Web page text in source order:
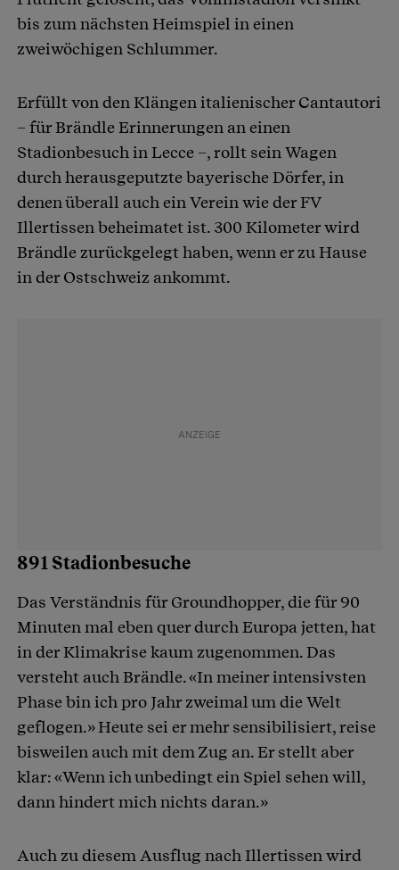
bis zum nächsten Heimspiel in einen
zweiwöchigen Schlummer.
Erfüllt von den Klängen italienischer Cantautori
– für Brändle Erinnerungen an einen
Stadionbesuch in Lecce –, rollt sein Wagen
durch herausgeputzte bayerische Dörfer, in
denen überall auch ein Verein wie der FV
Illertissen beheimatet ist. 300 Kilometer wird
Brändle zurückgelegt haben, wenn er zu Hause
in der Ostschweiz ankommt.
891 Stadionbesuche
Das Verständnis für Groundhopper, die für 90
Minuten mal eben quer durch Europa jetten, hat
in der Klimakrise kaum zugenommen. Das
versteht auch Brändle. «In meiner intensivsten
Phase bin ich pro Jahr zweimal um die Welt
geflogen.» Heute sei er mehr sensibilisiert, reise
bisweilen auch mit dem Zug an. Er stellt aber
klar: «Wenn ich unbedingt ein Spiel sehen will,
dann hindert mich nichts daran.»
Auch zu diesem Ausflug nach Illertissen wird